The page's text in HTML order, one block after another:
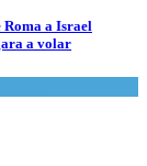
Roma a Israel
a volar